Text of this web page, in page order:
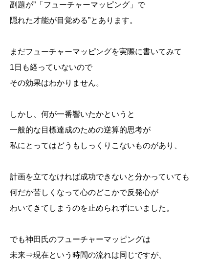
副題が”「フューチャーマッピング」で
隠れた才能が目覚める”とあります。
まだフューチャーマッピングを実際に書いてみて
1日も経っていないので
その効果はわかりません。
しかし、何が一番響いたかというと
一般的な目標達成のための逆算的思考が
私にとってはどうもしっくりこないものがあり、
計画を立てなければ成功できないと分かっていても
何だか苦しくなって心のどこかで反発心が
わいてきてしまうのを止められずにいました。
でも神田氏のフューチャーマッピングは
未来⇒現在という時間の流れは同じですが、